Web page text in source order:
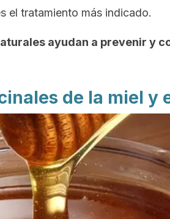
el tratamiento más indicado.
ayudan a prevenir y
de la miel y